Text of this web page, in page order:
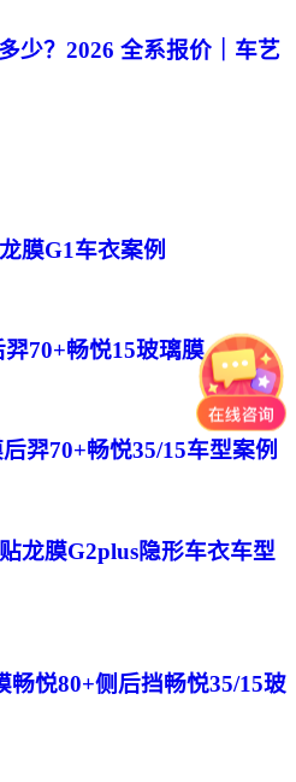
少？2026 全系报价｜车艺
膜G1车衣案例
70+畅悦15玻璃膜
羿70+畅悦35/15车型案例
龙膜G2plus隐形车衣车型
畅悦80+侧后挡畅悦35/15玻